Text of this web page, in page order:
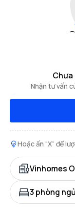
Chưa
Nhận tư vấn
Hoặc ấn “X” để
Vinhomes
3 phòng ngủ